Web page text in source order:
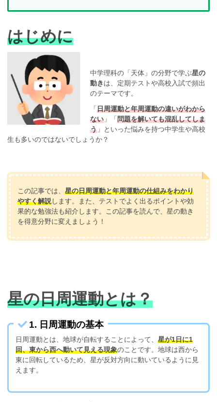
はじめに
中学理科の「天体」の分野で学ぶ星の
動きは、定期テストや高校入試で頻出
のテーマです。
「 日周運動と年周運動の違いがわから
ない 」「 問題を解いても混乱してしま
う 」といった悩みを持つ中学生や高校
生も多いのではないでしょうか？
この記事では、 星の日周運動と年周運動の仕組みをわかり
やすく解説します。また、テストでよく出るポイントや効
果的な勉強法も紹介します。この記事を読んで、星の動き
を得意分野に変えましょう！
星の日周運動とは？
1. 日周運動の基本
日周運動とは、地球が自転することによって、 星が1日に1
回、東から西へ動いて見える現象のことです。地球は西から
東に回転しているため、星が反対方向に動いているように見
えます。